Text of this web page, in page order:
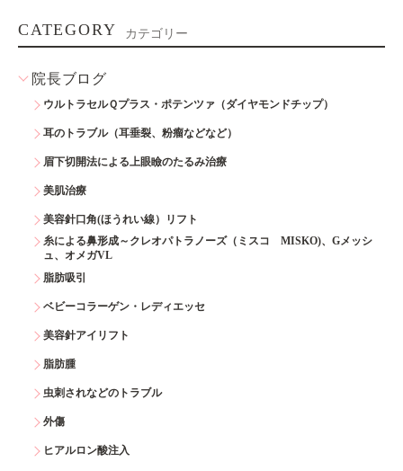
CATEGORY カテゴリー
院長ブログ
ウルトラセルＱプラス・ポテンツァ（ダイヤモンドチップ）
耳のトラブル（耳垂裂、粉瘤などなど）
眉下切開法による上眼瞼のたるみ治療
美肌治療
美容針口角(ほうれい線）リフト
糸による鼻形成～クレオパトラノーズ（ミスコ MISKO)、Gメッシ
ュ、オメガVL
脂肪吸引
ベビーコラーゲン・レディエッセ
美容針アイリフト
脂肪腫
虫刺されなどのトラブル
外傷
ヒアルロン酸注入